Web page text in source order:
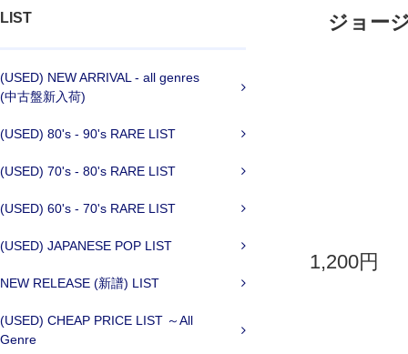
LIST
(USED) NEW ARRIVAL - all genres
(中古盤新入荷)
(USED) 80's - 90's RARE LIST
(USED) 70's - 80's RARE LIST
(USED) 60's - 70's RARE LIST
(USED) JAPANESE POP LIST
NEW RELEASE (新譜) LIST
(USED) CHEAP PRICE LIST ～All
Genre
ジョー
1,200円